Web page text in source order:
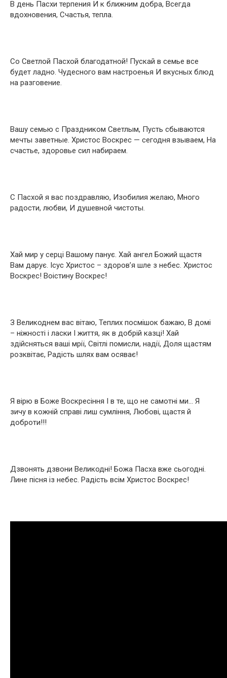
В день Пасхи терпения И к ближним добра, Всегда
вдохновения, Счастья, тепла.
Со Светлой Пасхой благодатной! Пускай в семье все
будет ладно. Чудесного вам настроенья И вкусных блюд
на разговение.
Вашу семью с Праздником Светлым, Пусть сбываются
мечты заветные. Христос Воскрес — сегодня взываем, На
счастье, здоровье сил набираем.
С Пасхой я вас поздравляю, Изобилия желаю, Много
радости, любви, И душевной чистоты.
Хай мир у серці Вашому панує. Хай ангел Божий щастя
Вам дарує. Ісус Христос – здоров’я шле з небес. Христос
Воскрес! Воістину Воскрес!
З Великоднем вас вітаю, Теплих посмішок бажаю, В домі
– ніжності і ласки І життя, як в добрій казці! Хай
здійсняться ваші мрії, Світлі помисли, надії, Доля щастям
розквітає, Радість шлях вам осяває!
Я вірю в Боже Воскресіння І в те, що не самотні ми… Я
зичу в кожній справі лиш сумління, Любові, щастя й
доброти!!!
Дзвонять дзвони Великодні! Божа Пасха вже сьогодні.
Лине пісня із небес. Радість всім Христос Воскрес!